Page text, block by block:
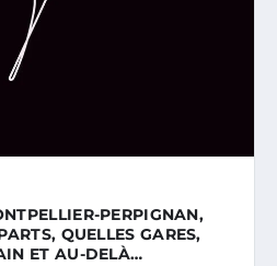
PERPIGNAN,
QUELLES GARES,
ET AU-DELÀ…